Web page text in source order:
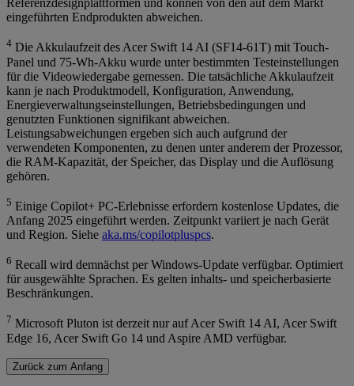
Referenzdesignplattformen und können von den auf dem Markt
eingeführten Endprodukten abweichen.
4 Die Akkulaufzeit des Acer Swift 14 AI (SF14-61T) mit Touch-
Panel und 75-Wh-Akku wurde unter bestimmten Testeinstellungen
für die Videowiedergabe gemessen. Die tatsächliche Akkulaufzeit
kann je nach Produktmodell, Konfiguration, Anwendung,
Energieverwaltungseinstellungen, Betriebsbedingungen und
genutzten Funktionen signifikant abweichen.
Leistungsabweichungen ergeben sich auch aufgrund der
verwendeten Komponenten, zu denen unter anderem der Prozessor,
die RAM-Kapazität, der Speicher, das Display und die Auflösung
gehören.
5 Einige Copilot+ PC-Erlebnisse erfordern kostenlose Updates, die
Anfang 2025 eingeführt werden. Zeitpunkt variiert je nach Gerät
und Region. Siehe aka.ms/copilotpluspcs.
6 Recall wird demnächst per Windows-Update verfügbar. Optimiert
für ausgewählte Sprachen. Es gelten inhalts- und speicherbasierte
Beschränkungen.
7 Microsoft Pluton ist derzeit nur auf Acer Swift 14 AI, Acer Swift
Edge 16, Acer Swift Go 14 und Aspire AMD verfügbar.
Zurück zum Anfang